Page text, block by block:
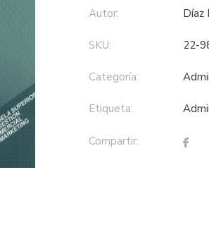
Autor:
SKU: 22-
Categoría:
Etiqueta:
Compartir: